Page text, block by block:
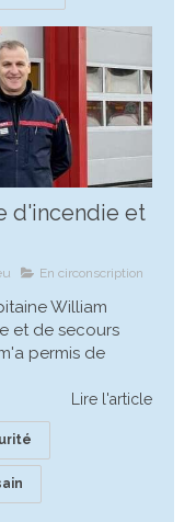
d'incendie et
En circonscription
William
et de secours
permis de
Lire l'article